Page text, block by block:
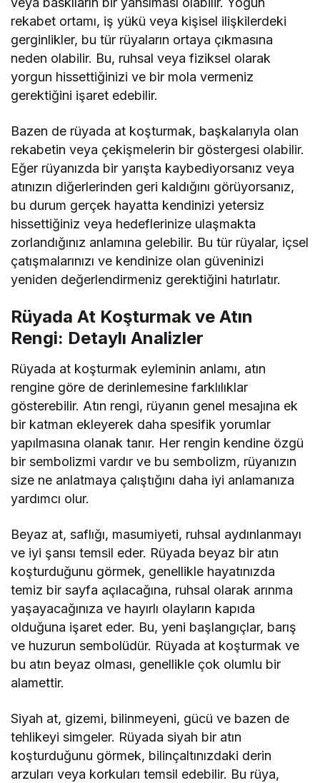
rekabet ortamı, iş yükü veya kişisel ilişkilerdeki
gerginlikler, bu tür rüyaların ortaya çıkmasına
neden olabilir. Bu, ruhsal veya fiziksel olarak
yorgun hissettiğinizi ve bir mola vermeniz
gerektiğini işaret edebilir.
Bazen de rüyada at koşturmak, başkalarıyla olan
rekabetin veya çekişmelerin bir göstergesi olabilir.
Eğer rüyanızda bir yarışta kaybediyorsanız veya
atınızın diğerlerinden geri kaldığını görüyorsanız,
bu durum gerçek hayatta kendinizi yetersiz
hissettiğiniz veya hedeflerinize ulaşmakta
zorlandığınız anlamına gelebilir. Bu tür rüyalar, içsel
çatışmalarınızı ve kendinize olan güveninizi
yeniden değerlendirmeniz gerektiğini hatırlatır.
Rüyada At Koşturmak ve Atın
Rengi: Detaylı Analizler
Rüyada at koşturmak eyleminin anlamı, atın
rengine göre de derinlemesine farklılıklar
gösterebilir. Atın rengi, rüyanın genel mesajına ek
bir katman ekleyerek daha spesifik yorumlar
yapılmasına olanak tanır. Her rengin kendine özgü
bir sembolizmi vardır ve bu sembolizm, rüyanızın
size ne anlatmaya çalıştığını daha iyi anlamanıza
yardımcı olur.
Beyaz at, saflığı, masumiyeti, ruhsal aydınlanmayı
ve iyi şansı temsil eder. Rüyada beyaz bir atın
koşturduğunu görmek, genellikle hayatınızda
temiz bir sayfa açılacağına, ruhsal olarak arınma
yaşayacağınıza ve hayırlı olayların kapıda
olduğuna işaret eder. Bu, yeni başlangıçlar, barış
ve huzurun sembolüdür. Rüyada at koşturmak ve
bu atın beyaz olması, genellikle çok olumlu bir
alamettir.
Siyah at, gizemi, bilinmeyeni, gücü ve bazen de
tehlikeyi simgeler. Rüyada siyah bir atın
koşturduğunu görmek, bilinçaltınızdaki derin
arzuları veya korkuları temsil edebilir. Bu rüya,